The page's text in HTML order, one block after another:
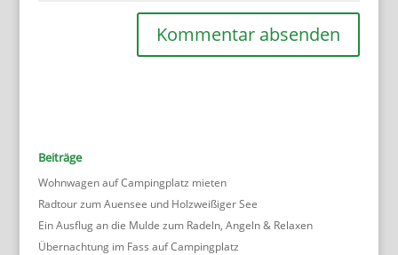
Beiträge
Wohnwagen auf Campingplatz mieten
Radtour zum Auensee und Holzweißiger See
Ein Ausflug an die Mulde zum Radeln, Angeln & Relaxen
Übernachtung im Fass auf Campingplatz